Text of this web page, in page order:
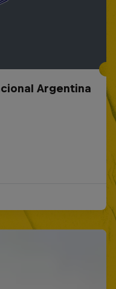
Argentina